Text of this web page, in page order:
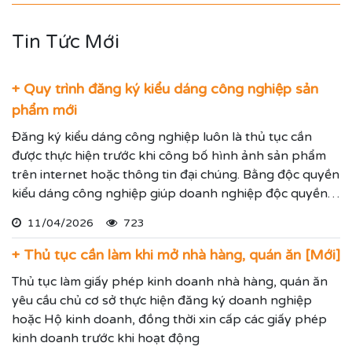
Tin Tức Mới
+ Quy trình đăng ký kiểu dáng công nghiệp sản
phẩm mới
Đăng ký kiểu dáng công nghiệp luôn là thủ tục cần
được thực hiện trước khi công bố hình ảnh sản phẩm
trên internet hoặc thông tin đại chúng. Bằng độc quyền
kiểu dáng công nghiệp giúp doanh nghiệp độc quyền
hạn đến 15 năm.
11/04/2026 723
+ Thủ tục cần làm khi mở nhà hàng, quán ăn [Mới]
Thủ tục làm giấy phép kinh doanh nhà hàng, quán ăn
yêu cầu chủ cơ sở thực hiện đăng ký doanh nghiệp
hoặc Hộ kinh doanh, đồng thời xin cấp các giấy phép
kinh doanh trước khi hoạt động